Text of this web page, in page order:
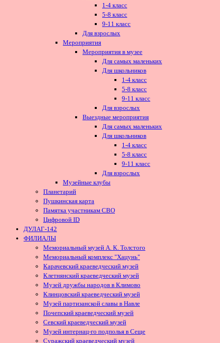
1-4 класс
5-8 класс
9-11 класс
Для взрослых
Мероприятия
Мероприятия в музее
Для самых маленьких
Для школьников
1-4 класс
5-8 класс
9-11 класс
Для взрослых
Выездные мероприятия
Для самых маленьких
Для школьников
1-4 класс
5-8 класс
9-11 класс
Для взрослых
Музейные клубы
Планетарий
Пушкинская карта
Памятка участникам СВО
Цифровой ID
ДУЛАГ-142
ФИЛИАЛЫ
Мемориальный музей А. К. Толстого
Мемориальный комплекс "Хацунь"
Карачевский краеведческий музей
Клетнянский краеведческий музей
Музей дружбы народов в Климово
Клинцовский краеведческий музей
Музей партизанской славы в Навле
Почепский краеведческий музей
Севский краеведческий музей
Музей интернац-го подполья в Сеще
Суражский краеведческий музей